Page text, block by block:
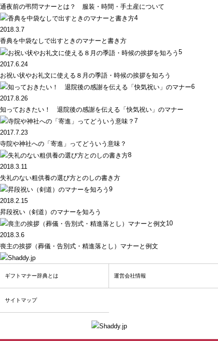
通夜前の弔問マナーとは？ 服装・時間・手土産について
4
2018.3.7
香典を中袋なしで出すときのマナーと書き方
5
2017.6.24
お祝い状やお礼文に使える８月の季語・時候の挨拶を知ろう
6
2017.8.26
知っておきたい！ 退院後の感謝を伝える「快気祝い」のマナー
7
2017.7.23
寺院や神社への「寄進」ってどういう意味？
8
2018.3.11
失礼のない粗供養の選び方とのしの書き方
9
2018.2.15
昇段祝い（剣道）のマナーを知ろう
10
2018.3.6
喪主の挨拶（葬儀・告別式・精進落とし）マナーと例文
ギフトマナー辞典とは 運営会社情報
サイトマップ